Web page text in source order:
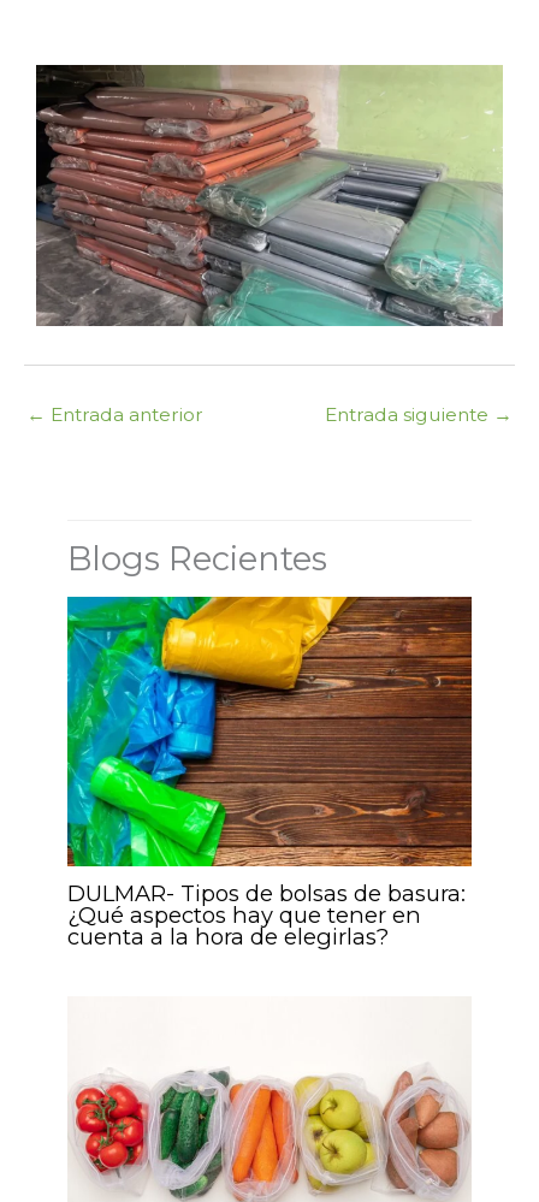
← Entrada anterior Entrada siguiente →
Blogs Recientes
DULMAR- Tipos de bolsas de basura:
¿Qué aspectos hay que tener en
cuenta a la hora de elegirlas?